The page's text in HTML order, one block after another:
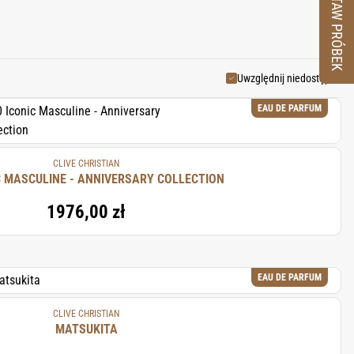
Uwzględnij niedostępne
EAU DE PARFUM
CLIVE CHRISTIAN
20 ICONIC MASCULINE - ANNIVERSARY COLLECTION
1976,00 zł
EAU DE PARFUM
CLIVE CHRISTIAN
MATSUKITA
ZESTAW PRÓBEK